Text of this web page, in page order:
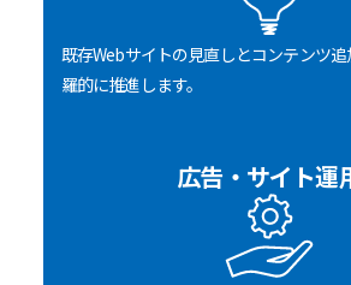
既存Webサイトの見直しとコンテンツ
羅的に推進します。
広告・サイト運